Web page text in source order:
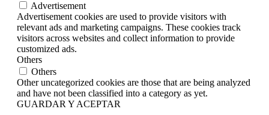
Advertisement
Advertisement cookies are used to provide visitors with
relevant ads and marketing campaigns. These cookies track
visitors across websites and collect information to provide
customized ads.
Others
Others
Other uncategorized cookies are those that are being analyzed
and have not been classified into a category as yet.
GUARDAR Y ACEPTAR